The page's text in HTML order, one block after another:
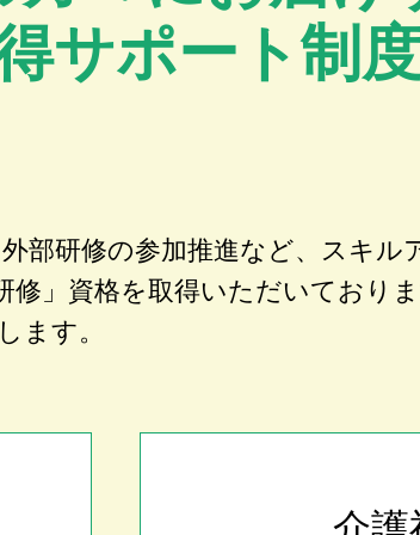
サポート制
部研修の参加推進など、スキル
」資格を取得いただいており
ます。